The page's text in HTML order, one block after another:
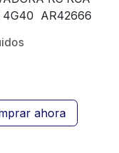
4G40 AR42666
ahora